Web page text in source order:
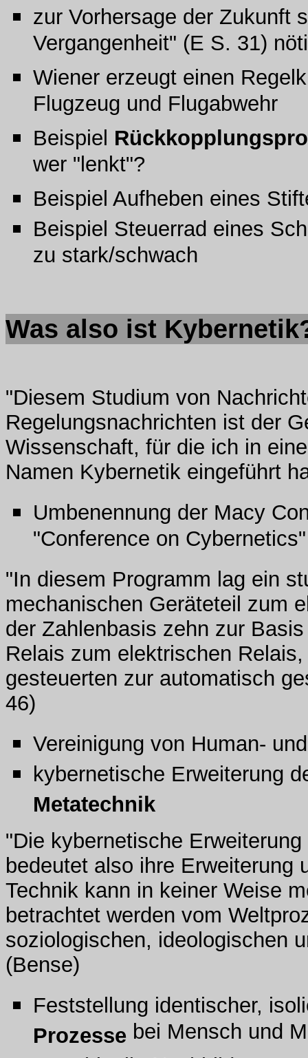
zur Vorhersage der Zukunft
Vergangenheit" (E S. 31)
Wiener erzeugt einen
Flugzeug und Flugabwehr
Beispiel
wer "lenkt"?
Beispiel Aufheben eines
Beispiel Steuerrad eines
zu stark/schwach
Was also ist
"Diesem Studium von
Regelungsnachrichten ist der
Wissenschaft, für die ich in
Namen Kybernetik eingeführt
Umbenennung der Macy
"Conference on Cybernetics"
"In diesem Programm lag ein
mechanischen Geräteteil zum
der Zahlenbasis zehn zur
Relais zum elektrischen
gesteuerten zur automatisch
46)
Vereinigung von Human-
kybernetische Erweiterung
Metatechnik
"Die kybernetische
bedeutet also ihre Erweiterung
Technik kann in keiner Weise
betrachtet werden vom
soziologischen, ideologischen
(Bense)
Feststellung identischer,
Prozesse bei Mensch und